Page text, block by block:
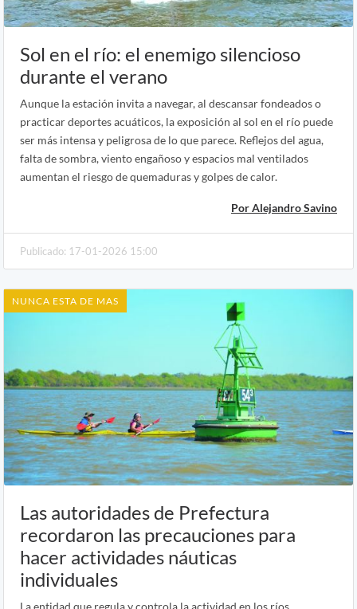
Sol en el río: el enemigo silencioso
durante el verano
Aunque la estación invita a navegar, al descansar fondeados o
practicar deportes acuáticos, la exposición al sol en el río puede
ser más intensa y peligrosa de lo que parece. Reflejos del agua,
falta de sombra, viento engañoso y espacios mal ventilados
aumentan el riesgo de quemaduras y golpes de calor.
Por Alejandro Savino
Publicado: 17-01-2026 15:00
NUNCA ESTA DE MAS
Las autoridades de Prefectura
recordaron las precauciones para
hacer actividades náuticas
individuales